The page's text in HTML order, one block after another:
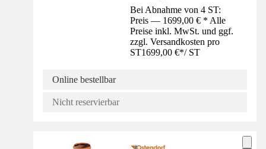
Bei Abnahme von 4 ST:
Preis — 1699,00 € * Alle
Preise inkl. MwSt. und ggf.
zzgl. Versandkosten pro
ST1699,00 €*/ ST
Online bestellbar
Nicht reservierbar